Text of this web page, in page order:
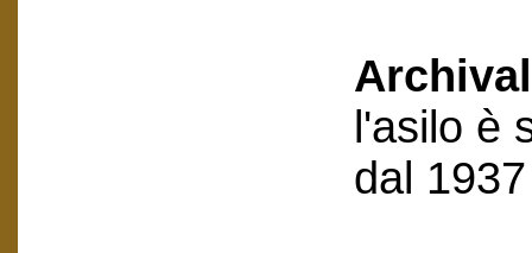
l'asilo è
dal